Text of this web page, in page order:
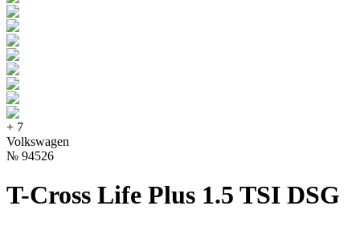
+ 7
Volkswagen
№ 94526
T-Cross Life Plus 1.5 TSI DSG